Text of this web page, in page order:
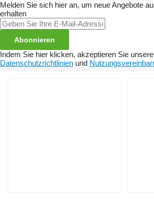
Melden Sie sich hier an, um neue Angebote
erhalten
Abonnieren
Indem Sie hier klicken, akzeptieren Sie unsere
Datenschutzrichtlinien und